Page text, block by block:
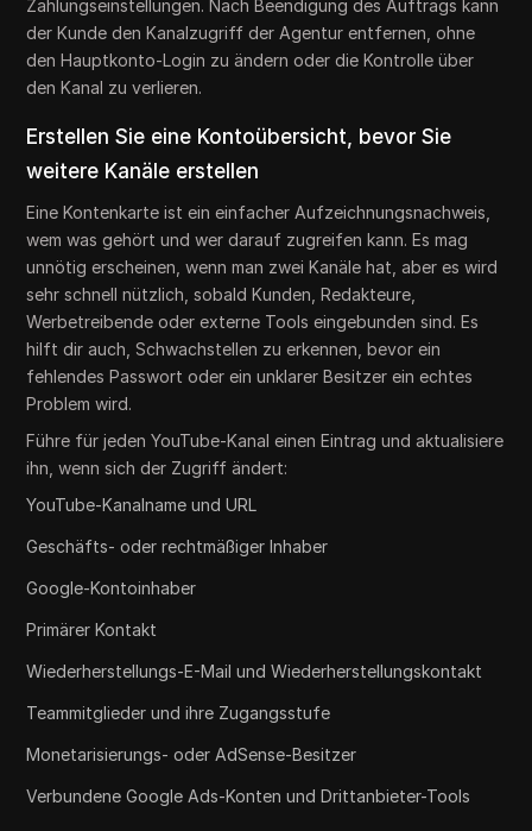
Zahlungseinstellungen. Nach Beendigung des Auftrags kann
der Kunde den Kanalzugriff der Agentur entfernen, ohne
den Hauptkonto-Login zu ändern oder die Kontrolle über
den Kanal zu verlieren.
Erstellen Sie eine Kontoübersicht, bevor Sie
weitere Kanäle erstellen
Eine Kontenkarte ist ein einfacher Aufzeichnungsnachweis,
wem was gehört und wer darauf zugreifen kann. Es mag
unnötig erscheinen, wenn man zwei Kanäle hat, aber es wird
sehr schnell nützlich, sobald Kunden, Redakteure,
Werbetreibende oder externe Tools eingebunden sind. Es
hilft dir auch, Schwachstellen zu erkennen, bevor ein
fehlendes Passwort oder ein unklarer Besitzer ein echtes
Problem wird.
Führe für jeden YouTube-Kanal einen Eintrag und aktualisiere
ihn, wenn sich der Zugriff ändert:
YouTube-Kanalname und URL
Geschäfts- oder rechtmäßiger Inhaber
Google-Kontoinhaber
Primärer Kontakt
Wiederherstellungs-E-Mail und Wiederherstellungskontakt
Teammitglieder und ihre Zugangsstufe
Monetarisierungs- oder AdSense-Besitzer
Verbundene Google Ads-Konten und Drittanbieter-Tools